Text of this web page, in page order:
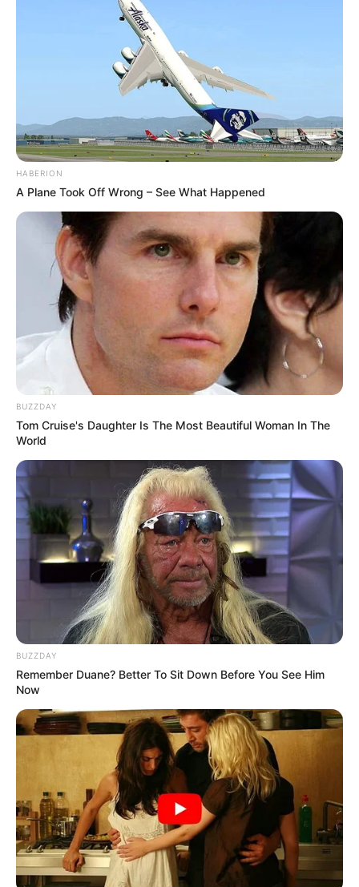
HABERION
A Plane Took Off Wrong – See What Happened
BUZZDAY
Tom Cruise's Daughter Is The Most Beautiful Woman In The
World
BUZZDAY
Remember Duane? Better To Sit Down Before You See Him
Now